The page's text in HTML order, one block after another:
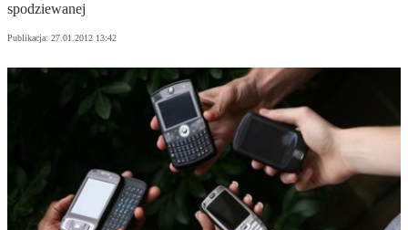
spodziewanej
Publikacja: 27.01.2012 13:42